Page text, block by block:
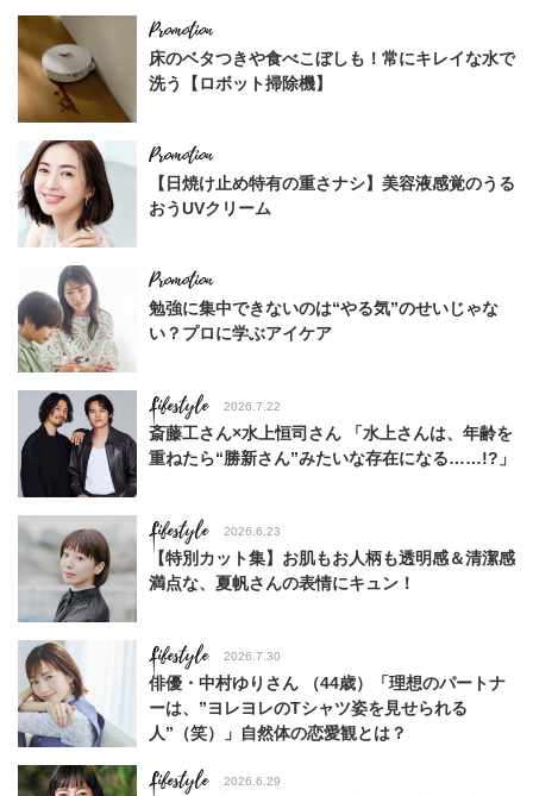
床のベタつきや食べこぼしも！常にキレイな水で
洗う【ロボット掃除機】
【日焼け止め特有の重さナシ】美容液感覚のうる
おうUVクリーム
勉強に集中できないのは“やる気”のせいじゃな
い？プロに学ぶアイケア
Lifestyle 2026.7.22
斎藤工さん×水上恒司さん 「水上さんは、年齢を
重ねたら“勝新さん”みたいな存在になる……!?」
Lifestyle 2026.6.23
【特別カット集】お肌もお人柄も透明感＆清潔感
満点な、夏帆さんの表情にキュン！
Lifestyle 2026.7.30
俳優・中村ゆりさん （44歳）「理想のパートナ
ーは、”ヨレヨレのTシャツ姿を見せられる
人”（笑）」自然体の恋愛観とは？
Lifestyle 2026.6.29